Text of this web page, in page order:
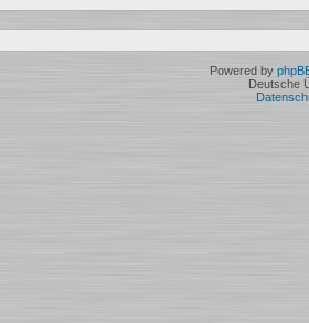
Powered by
Deutsche